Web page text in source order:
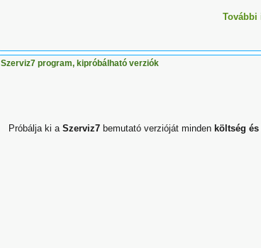
További
Szerviz7 program, kipróbálható verziók
Próbálja ki a Szerviz7bemutató verzióját mindenköltség és